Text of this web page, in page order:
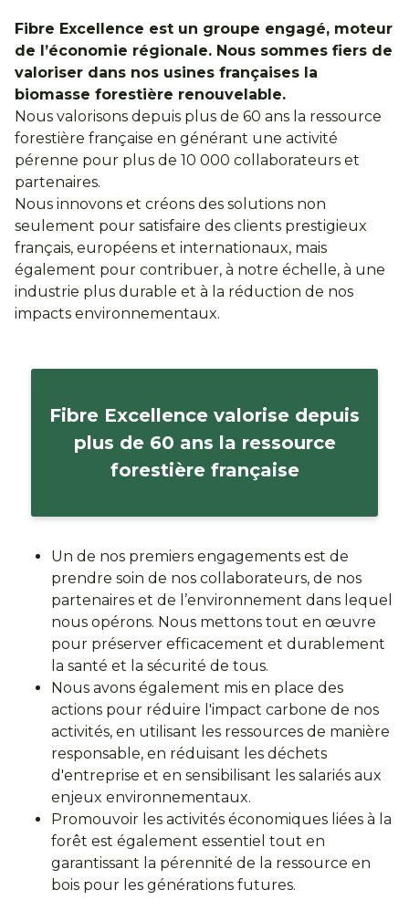
Fibre Excellence est un groupe engagé, moteur
de l’économie régionale. Nous sommes fiers de
valoriser dans nos usines françaises la
biomasse forestière renouvelable.
Nous valorisons depuis plus de 60 ans la ressource
forestière française en générant une activité
pérenne pour plus de 10 000 collaborateurs et
partenaires.
Nous innovons et créons des solutions non
seulement pour satisfaire des clients prestigieux
français, européens et internationaux, mais
également pour contribuer, à notre échelle, à une
industrie plus durable et à la réduction de nos
impacts environnementaux.
Fibre Excellence valorise depuis
plus de 60 ans la ressource
forestière française
Un de nos premiers engagements est de
prendre soin de nos collaborateurs, de nos
partenaires et de l’environnement dans lequel
nous opérons. Nous mettons tout en œuvre
pour préserver efficacement et durablement
la santé et la sécurité de tous.
Nous avons également mis en place des
actions pour réduire l'impact carbone de nos
activités, en utilisant les ressources de manière
responsable, en réduisant les déchets
d'entreprise et en sensibilisant les salariés aux
enjeux environnementaux.
Promouvoir les activités économiques liées à la
forêt est également essentiel tout en
garantissant la pérennité de la ressource en
bois pour les générations futures.